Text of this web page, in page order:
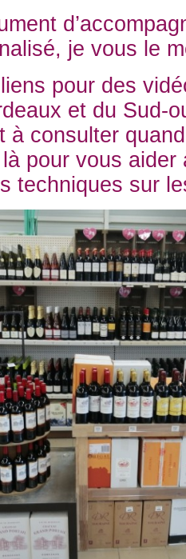
je vous le
pour des
et du Sud-
à consulter
pour vous aider
techniques sur